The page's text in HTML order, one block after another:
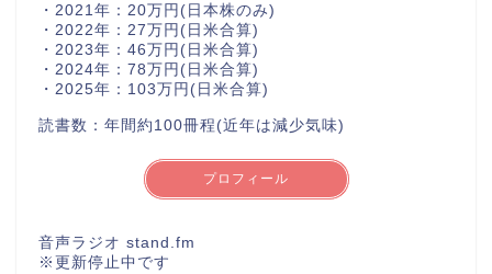
・2021年：20万円(日本株のみ)
・2022年：27万円(日米合算)
・2023年：46万円(日米合算)
・2024年：78万円(日米合算)
・2025年：103万円(日米合算)
読書数：年間約100冊程(近年は減少気味)
プロフィール
音声ラジオ stand.fm
※更新停止中です